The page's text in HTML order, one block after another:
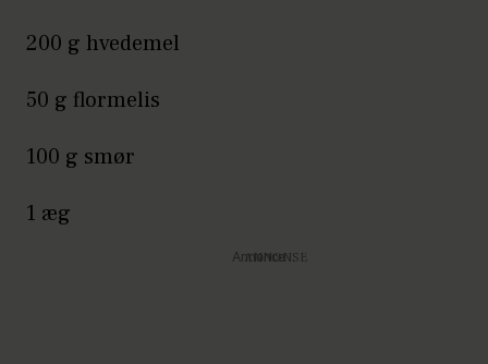
200 g hvedemel
50 g flormelis
100 g smør
1 æg
Annonce